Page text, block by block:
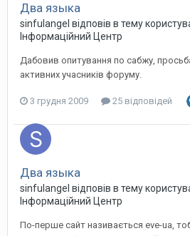
Два языка
sinfulangel відповів в тему
Інформаційний Центр
Дабовив опитування по сабжу,
активних учасників форуму.
3 грудня 2009 25 відповідей
Два языка
sinfulangel відповів в тему
Інформаційний Центр
По-перше сайт називається eve-ua,